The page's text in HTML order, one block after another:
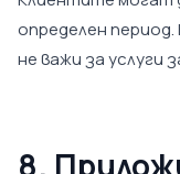
определен
не важи за услуги
8.